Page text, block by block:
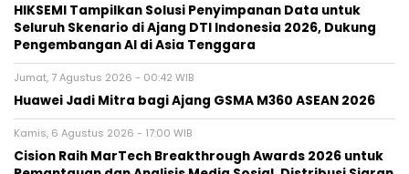
HIKSEMI Tampilkan Solusi Penyimpanan Data untuk
Seluruh Skenario di Ajang DTI Indonesia 2026, Dukung
Pengembangan AI di Asia Tenggara
Jumat, 7 Agustus 2026 - 00:42 WIB
Huawei Jadi Mitra bagi Ajang GSMA M360 ASEAN 2026
Kamis, 6 Agustus 2026 - 17:00 WIB
Cision Raih MarTech Breakthrough Awards 2026 untuk